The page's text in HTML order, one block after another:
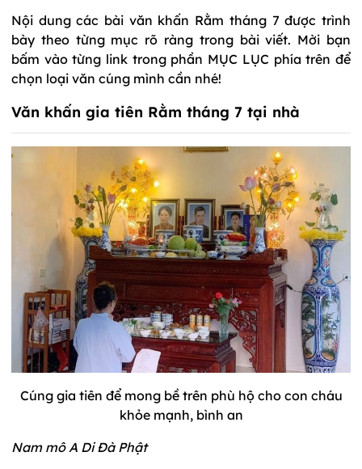
Nội dung các bài văn khấn Rằm tháng 7 được trình
bày theo từng mục rõ ràng trong bài viết. Mời bạn
bấm vào từng link trong phần MỤC LỤC phía trên để
chọn loại văn cúng mình cần nhé!
Văn khấn gia tiên Rằm tháng 7 tại nhà
Cúng gia tiên để mong bề trên phù hộ cho con cháu
khỏe mạnh, bình an
Nam mô A Di Đà Phật